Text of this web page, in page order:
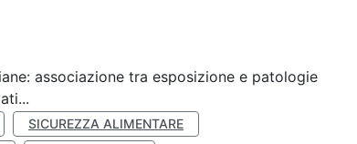
associazione tra esposizione e patologie
SICUREZZA ALIMENTARE